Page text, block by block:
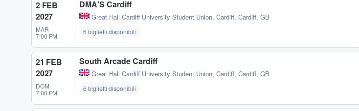
2 FEB
2027
MAR
7:00 PM
DMA'S Cardiff
Great Hall Cardiff University Student Union, Cardiff, Cardiff, GB
6 biglietti disponibili
21 FEB
2027
DOM
7:00 PM
South Arcade Cardiff
Great Hall Cardiff University Student Union, Cardiff, Cardiff, GB
6 biglietti disponibili